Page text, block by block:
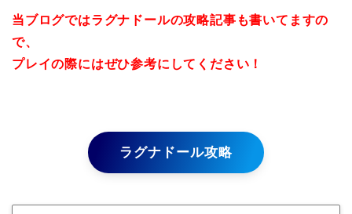
当ブログではラグナドールの攻略記事も書いてますの
で、
プレイの際にはぜひ参考にしてください！
ラグナドール攻略